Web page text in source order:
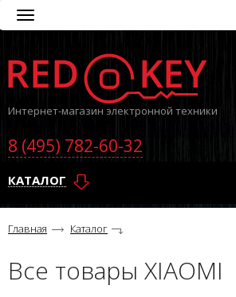
Toggle
navigation
Интернет-магазин электронной техники
8 (495) 782-60-32
КАТАЛОГ
Главная Каталог
Все товары XIAOMI